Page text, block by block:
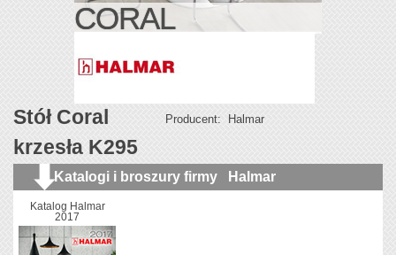
CORAL
Stół Coral
krzesła K295
Producent: Halmar
Katalogi i broszury firmy Halmar
Katalog Halmar
2017